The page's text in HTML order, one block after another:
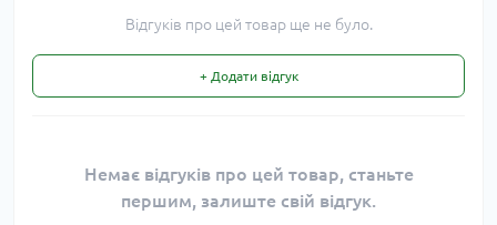
Відгуків про цей товар ще не було.
+ Додати відгук
Немає відгуків про цей товар, станьте
першим, залиште свій відгук.